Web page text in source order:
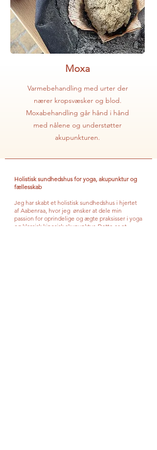
Moxa
Varmebehandling med urter der
nærer kropsvæsker og blod.
Moxabehandling går hånd i hånd
med nålene og understøtter
akupunkturen.
Holistisk sundhedshus for yoga, akupunktur og
fællesskab
Jeg har skabt et holistisk sundhedshus i hjertet
af Aabenraa, hvor jeg ønsker at dele min
passion for oprindelige og ægte praksisser i yoga
og klassisk kinesisk akupunktur. Dette er et